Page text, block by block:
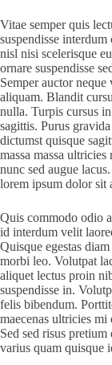
Vitae semper quis
suspendisse
nisl nisi scelerisque
ornare suspendisse
Semper auctor neque
aliquam. Blandit
nulla. Turpis cursus
sagittis. Purus
dictumst quisque
massa massa
nunc sed augue
lorem ipsum dolor sit
Quis commodo odio
id interdum velit
Quisque egestas
morbi leo. Volutpat
aliquet lectus proin
suspendisse in.
felis bibendum.
maecenas ultricies mi
Sed sed risus
varius quam quisque